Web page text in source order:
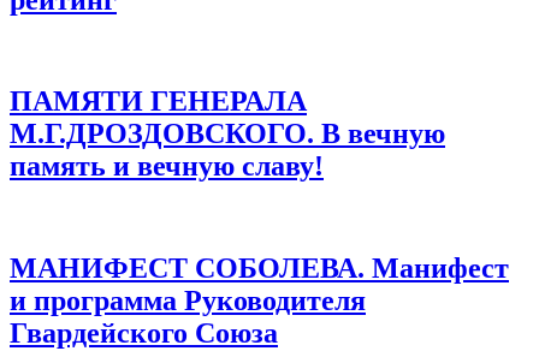
ПАМЯТИ ГЕНЕРАЛА
М.Г.ДРОЗДОВСКОГО. В вечную
память и вечную славу!
МАНИФЕСТ СОБОЛЕВА. Манифест
и программа Руководителя
Гвардейского Союза